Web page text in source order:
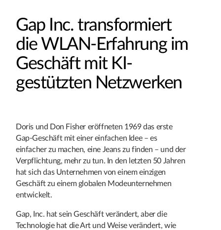
Gap Inc. transformiert
die WLAN-Erfahrung im
Geschäft mit KI-
gestützten Netzwerken
Doris und Don Fisher eröffneten 1969 das erste
Gap-Geschäft mit einer einfachen Idee – es
einfacher zu machen, eine Jeans zu finden – und der
Verpflichtung, mehr zu tun. In den letzten 50 Jahren
hat sich das Unternehmen von einem einzigen
Geschäft zu einem globalen Modeunternehmen
entwickelt.
Gap, Inc. hat sein Geschäft verändert, aber die
Technologie hat die Art und Weise verändert, wie